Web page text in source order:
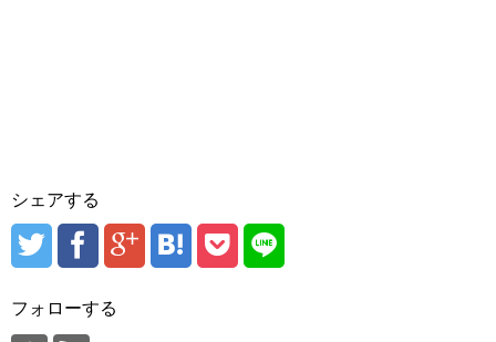
シェアする
フォローする